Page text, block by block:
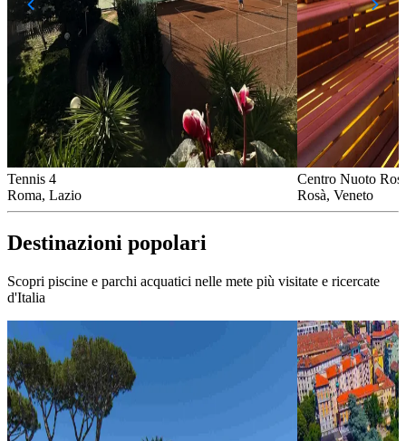
Tennis 4
Roma, Lazio
Centro Nuoto
Rosà, Veneto
Destinazioni popolari
Scopri piscine e parchi acquatici nelle mete più visitate e ricercate
d'Italia